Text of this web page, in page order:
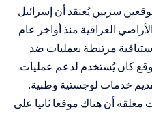
سريين يُعتقد أن إسرائيل
العراقية منذ أواخر عام
مرتبطة بعمليات ضد
كان يُستخدم لدعم عمليات
خدمات لوجستية وطبية.
أن هناك موقعا ثانيا على